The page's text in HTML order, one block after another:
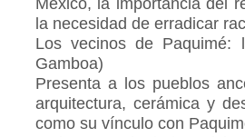
la necesidad de erradicar
Los vecinos de Paquimé:
Gamboa)
Presenta a los pueblos
arquitectura, cerámica y
como su vínculo con